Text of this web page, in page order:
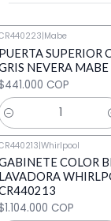
|Mabe
SUPERIOR
NEVERA
COP
|Whirlpool
COLOR
COP